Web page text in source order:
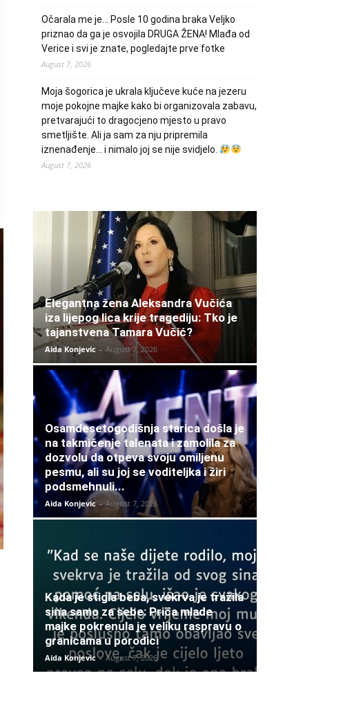
Očarala me je… Posle 10 godina braka Veljko
priznao da ga je osvojila DRUGA ŽENA! Mlađa od
Verice i svi je znate, pogledajte prve fotke
August 7, 2026
Moja šogorica je ukrala ključeve kuće na jezeru
moje pokojne majke kako bi organizovala zabavu,
pretvarajući to dragocjeno mjesto u pravo
smetljište. Ali ja sam za nju pripremila
iznenađenje… i nimalo joj se nije svidjelo.
August 7, 2026
Elegantna žena Aleksandra Vučića
iza lijepog lica krije tragediju: Tko je
tajanstvena Tamara Vučić?
Aida Konjevic - August 7, 2026
Osamdesetogodišnja starica došla je
na takmičenje talenata i zamolila za
dozvolu da otpeva svoju omiljenu
pesmu, ali su joj se voditeljka i žiri
podsmehnuli...
Aida Konjevic - August 7, 2026
Kada je stigla beba, svekrva je tražila
sina samo za sebe: Priča mlade
majke pokrenula je veliku raspravu o
granicama u porodici
Aida Konjevic - August 7, 2026